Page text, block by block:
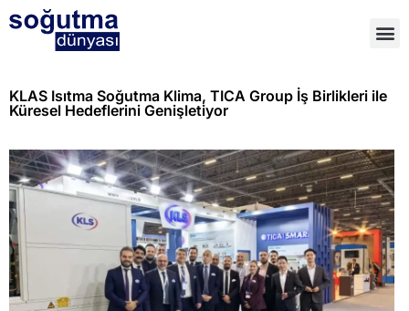
KLAS Isıtma Soğutma Klima, TICA Group İş Birlikleri ile
Küresel Hedeflerini Genişletiyor